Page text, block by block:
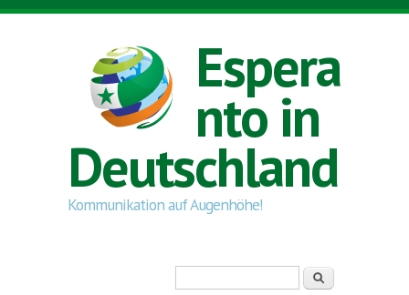
Direkt zum Inhalt
Espera
nto in
Deutschland
Kommunikation auf Augenhöhe!